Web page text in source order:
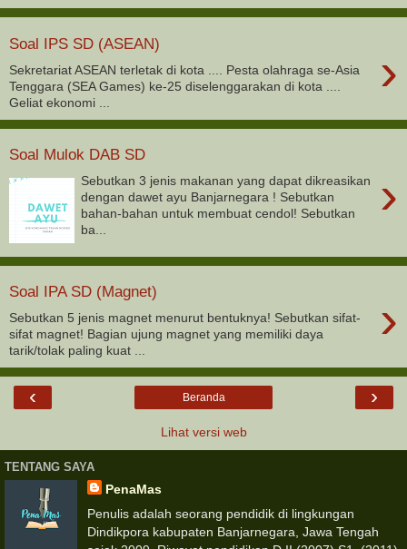
Soal IPS SD (ASEAN) ›
Sekretariat ASEAN terletak di kota .... Pesta olahraga se-Asia
Tenggara (SEA Games) ke-25 diselenggarakan di kota ....
Geliat ekonomi ...
Soal Mulok DAB SD
›
Sebutkan 3 jenis makanan yang dapat dikreasikan
dengan dawet ayu Banjarnegara ! Sebutkan
bahan-bahan untuk membuat cendol! Sebutkan
ba...
Soal IPA SD (Magnet) ›
Sebutkan 5 jenis magnet menurut bentuknya! Sebutkan sifat-
sifat magnet! Bagian ujung magnet yang memiliki daya
tarik/tolak paling kuat ...
‹ ›
Beranda
Lihat versi web
TENTANG SAYA
PenaMas
Penulis adalah seorang pendidik di lingkungan
Dindikpora kabupaten Banjarnegara, Jawa Tengah